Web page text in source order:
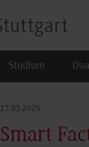
Studium
17.03.2025
Smart